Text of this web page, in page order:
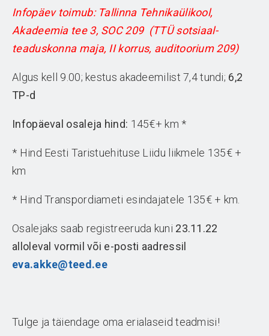
Infopäev toimub: Tallinna Tehnikaülikool,
Akadeemia tee 3, SOC 209 (TTÜ sotsiaal-
teaduskonna maja, II korrus, auditoorium 209)
Algus kell 9.00; kestus akadeemilist 7,4 tundi; 6,2
TP-d
Infopäeval osaleja hind: 145€+ km *
* Hind Eesti Taristuehituse Liidu liikmele 135€ +
km
* Hind Transpordiameti esindajatele 135€ + km.
Osalejaks saab registreeruda kuni 23.11.22
alloleval vormilvõi e-posti aadressil
eva.akke@teed.ee
Tulge ja täiendage oma erialaseid teadmisi!